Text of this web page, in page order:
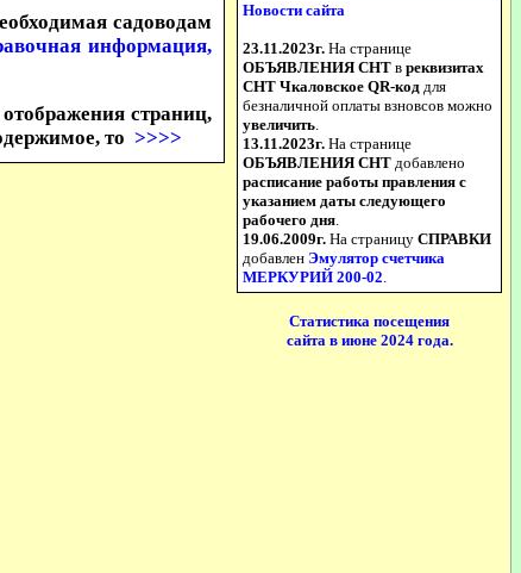
садоводам
информация,
страниц,
то >>>>
Новости сайта
23.11.2023г. На странице
ОБЪЯВЛЕНИЯ СНТ в реквизитах
СНТ Чкаловское QR-код для
безналичной оплаты взновсов можно
увеличить.
13.11.2023г. На странице
ОБЪЯВЛЕНИЯ СНТ добавлено
расписание работы правления с
указанием даты следующего
рабочего дня.
19.06.2009г. На страницу СПРАВКИ
добавлен Эмулятор счетчика
МЕРКУРИЙ 200-02.
Статистика посещения
сайта в июне 2024 года.